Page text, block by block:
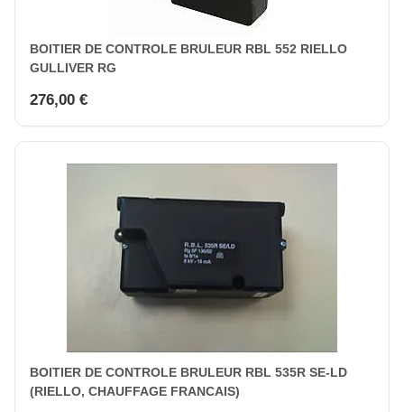
BOITIER DE CONTROLE BRULEUR RBL 552 RIELLO
GULLIVER RG
276,00 €
BOITIER DE CONTROLE BRULEUR RBL 535R SE-LD
(RIELLO, CHAUFFAGE FRANCAIS)